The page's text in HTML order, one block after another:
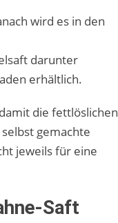
wird es in den
darunter
erhältlich.
die fettlöslichen
gemachte
jeweils für eine
Saft